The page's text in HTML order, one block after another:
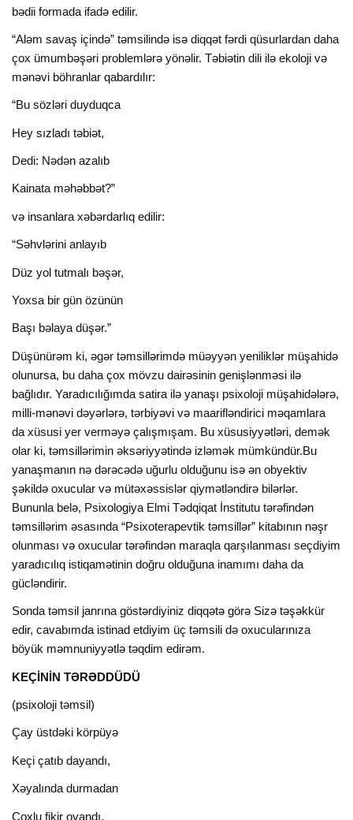
bədii formada ifadə edilir.
“Aləm savaş içində” təmsilində isə diqqət fərdi qüsurlardan daha
çox ümumbəşəri problemlərə yönəlir. Təbiətin dili ilə ekoloji və
mənəvi böhranlar qabardılır:
“Bu sözləri duyduqca
Hey sızladı təbiət,
Dedi: Nədən azalıb
Kainata məhəbbət?”
və insanlara xəbərdarlıq edilir:
“Səhvlərini anlayıb
Düz yol tutmalı bəşər,
Yoxsa bir gün özünün
Başı bəlaya düşər.”
Düşünürəm ki, əgər təmsillərimdə müəyyən yeniliklər müşahidə
olunursa, bu daha çox mövzu dairəsinin genişlənməsi ilə
bağlıdır. Yaradıcılığımda satira ilə yanaşı psixoloji müşahidələrə,
milli-mənəvi dəyərlərə, tərbiyəvi və maarifləndirici məqamlara
da xüsusi yer verməyə çalışmışam. Bu xüsusiyyətləri, demək
olar ki, təmsillərimin əksəriyyətində izləmək mümkündür.Bu
yanaşmanın nə dərəcədə uğurlu olduğunu isə ən obyektiv
şəkildə oxucular və mütəxəssislər qiymətləndirə bilərlər.
Bununla belə, Psixologiya Elmi Tədqiqat İnstitutu tərəfindən
təmsillərim əsasında “Psixoterapevtik təmsillər” kitabının nəşr
olunması və oxucular tərəfindən maraqla qarşılanması seçdiyim
yaradıcılıq istiqamətinin doğru olduğuna inamımı daha da
gücləndirir.
Sonda təmsil janrına göstərdiyiniz diqqətə görə Sizə təşəkkür
edir, cavabımda istinad etdiyim üç təmsili də oxucularınıza
böyük məmnuniyyətlə təqdim edirəm.
KEÇİNİN TƏRƏDDÜDÜ
(psixoloji təmsil)
Çay üstdəki körpüyə
Keçi çatıb dayandı,
Xəyalında durmadan
Çoxlu fikir oyandı.